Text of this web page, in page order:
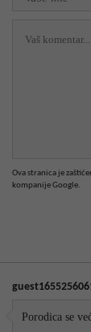
Ova stranica je
kompanije Google.
Porodica se